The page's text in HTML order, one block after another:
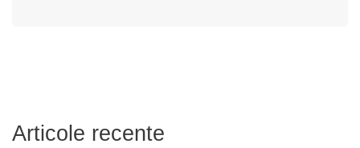
Articole recente